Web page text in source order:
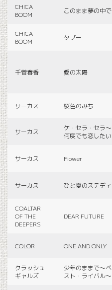
CHICA
BOOM
このまま夢の中で
CHICA
BOOM
タブー
千菅春香 愛の太陽
サーカス 桜色のみち
サーカス
ケ・セラ・セラ〜
何度でも恋したい
サーカス Fiower
サーカス ひと夏のステディ
COALTAR
OF THE
DEEPERS
DEAR FUTURE
COLOR ONE AND ONLY
クラッシュ
ギャルズ
少年のままで〜ベ
スト・ライバル〜